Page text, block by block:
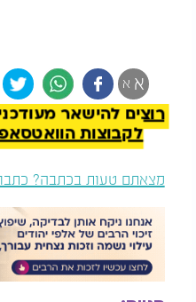
א א
רוצים להישאר
לקבוצות הוואטסאפ של
מצאתם טעות בכתבה? כתבו